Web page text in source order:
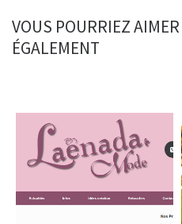
VOUS POURRIEZ AIMER
ÉGALEMENT